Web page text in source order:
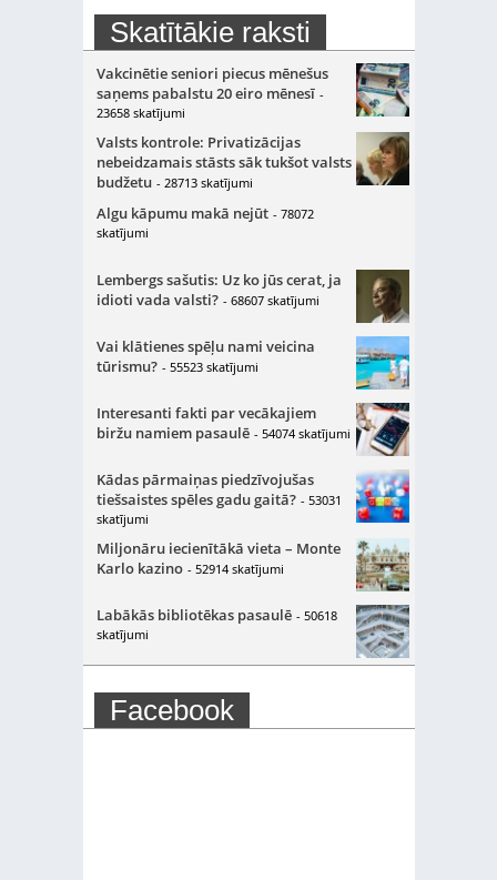
Skatītākie raksti
Vakcinētie seniori piecus mēnešus
saņems pabalstu 20 eiro mēnesī -
23658 skatījumi
Valsts kontrole: Privatizācijas
nebeidzamais stāsts sāk tukšot valsts
budžetu - 28713 skatījumi
Algu kāpumu makā nejūt - 78072
skatījumi
Lembergs sašutis: Uz ko jūs cerat, ja
idioti vada valsti? - 68607 skatījumi
Vai klātienes spēļu nami veicina
tūrismu? - 55523 skatījumi
Interesanti fakti par vecākajiem
biržu namiem pasaulē - 54074 skatījumi
Kādas pārmaiņas piedzīvojušas
tiešsaistes spēles gadu gaitā? - 53031
skatījumi
Miljonāru iecienītākā vieta – Monte
Karlo kazino - 52914 skatījumi
Labākās bibliotēkas pasaulē - 50618
skatījumi
Facebook